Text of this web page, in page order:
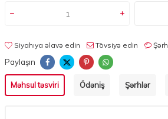
Siyahıya əlavə edin Tövsiyə edin Şərh
Paylaşın
Məhsul təsviri Ödəniş Şərhlər